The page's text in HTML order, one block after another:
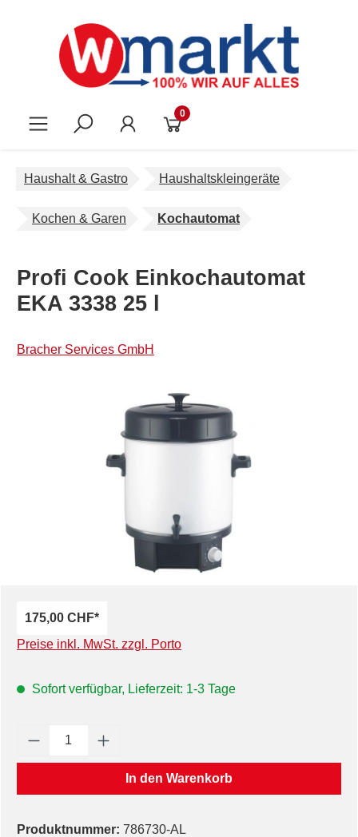
0
Haushalt & Gastro Haushaltskleingeräte
Kochen & Garen Kochautomat
Profi Cook Einkochautomat
EKA 3338 25 l
Bracher Services GmbH
Bildergalerie überspringen
175,00 CHF*
Preise inkl. MwSt. zzgl. Porto
Sofort verfügbar, Lieferzeit: 1-3 Tage
Produkt Anzahl: Gib den gewünschten
In den Warenkorb
Produktnummer: 786730-AL